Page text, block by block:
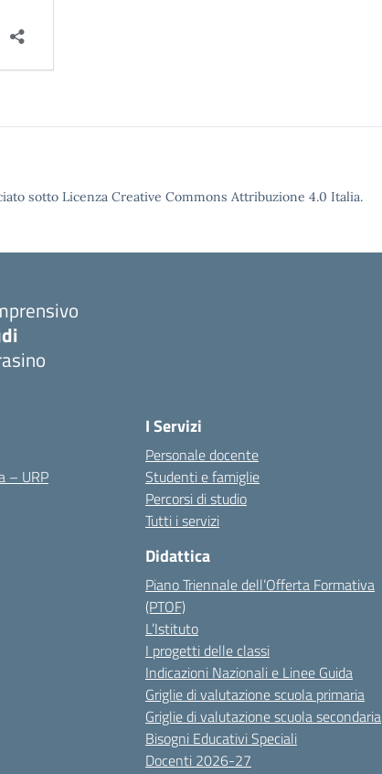
sotto Licenza Creative Commons Attribuzione 4.0 Italia.
– URP
I Servizi
Personale docente
Studenti e famiglie
Percorsi di studio
Tutti i servizi
Didattica
Piano Triennale dell’Offerta Formativa
(PTOF)
L’Istituto
I progetti delle classi
Indicazioni Nazionali e Linee Guida
Griglie di valutazione scuola primaria
Griglie di valutazione scuola secondaria
Bisogni Educativi Speciali
Docenti 2026-27